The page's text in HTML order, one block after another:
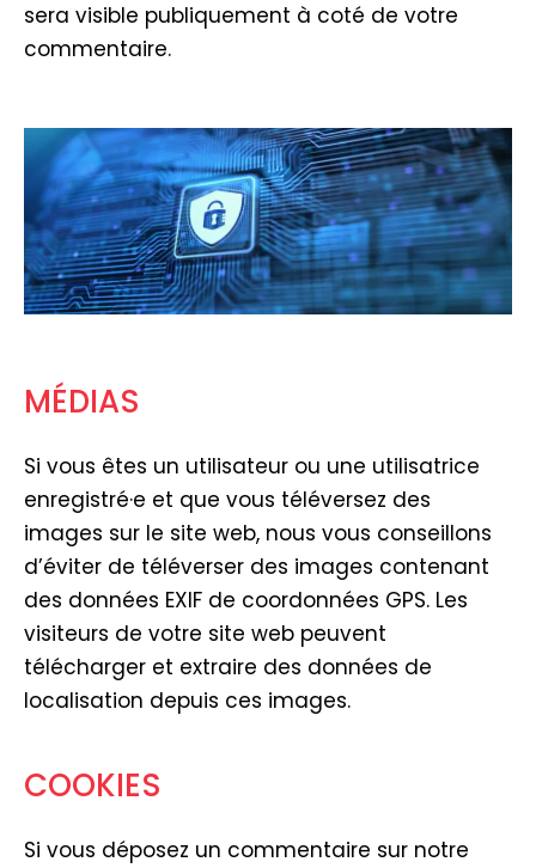
sera visible publiquement à coté de votre
commentaire.
MÉDIAS
Si vous êtes un utilisateur ou une utilisatrice
enregistré·e et que vous téléversez des
images sur le site web, nous vous conseillons
d’éviter de téléverser des images contenant
des données EXIF de coordonnées GPS. Les
visiteurs de votre site web peuvent
télécharger et extraire des données de
localisation depuis ces images.
COOKIES
Si vous déposez un commentaire sur notre